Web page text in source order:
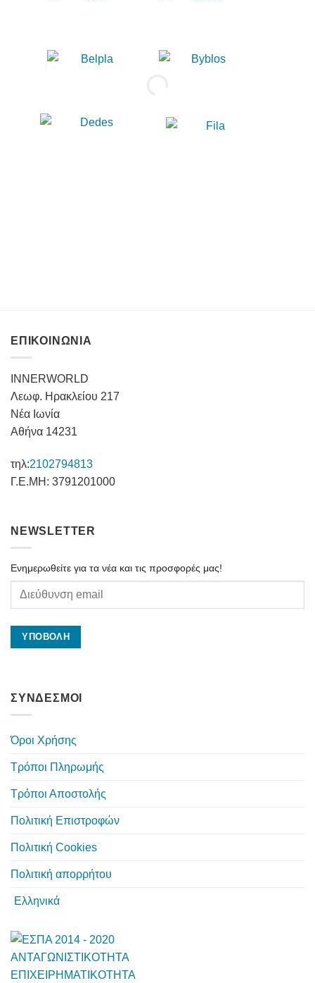
ΕΠΙΚΟΙΝΩΝΙΑ
INNERWORLD
Λεωφ. Ηρακλείου 217
Νέα Ιωνία
Αθήνα 14231
τηλ:2102794813
Γ.Ε.ΜΗ: 3791201000
NEWSLETTER
Ενημερωθείτε για τα νέα και τις προσφορές μας!
ΣΥΝΔΕΣΜΟΙ
Όροι Χρήσης
Τρόποι Πληρωμής
Τρόποι Αποστολής
Πολιτική Επιστροφών
Πολιτική Cookies
Πολιτική απορρήτου
Ελληνικά